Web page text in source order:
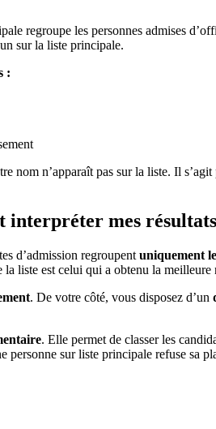
regroupe les personnes admises
sur la liste principale.
:
nom n’apparaît pas sur la liste. Il
interpréter mes
d’admission regroupent uniquement
liste est celui qui a obtenu la meilleure
. De votre côté, vous disposez d’un
. Elle permet de classer les
personne sur liste principale refuse sa